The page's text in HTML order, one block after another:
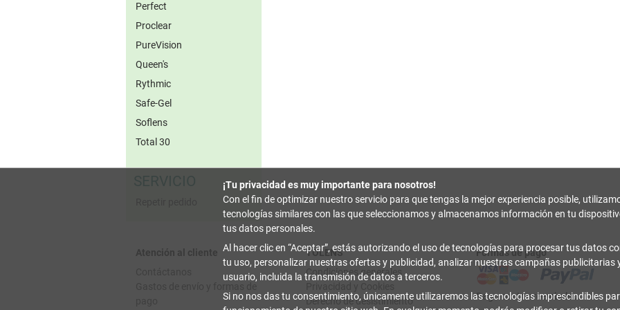
Perfect
Proclear
PureVision
Queen's
Rythmic
Safe-Gel
Soflens
Total 30
Atención al cliente
TOLENS
Condiciones generales
Derecho de desistimiento
Formas de pago
Pago contrarreembolso
¡Tu privacidad es muy importante para nosotros!
Con el fin de optimizar nuestro servicio para que tengas la mejor experiencia posible,
tecnologías similares con las que seleccionamos y almacenamos información en tu
tus datos personales.
Al hacer clic en Aceptar , estás autorizando el uso de tecnologías para procesar tus datos
tu uso, personalizar nuestras ofertas y publicidad, analizar nuestras campañas publicitarias
usuario, incluida la transmisión de datos a terceros.
Si no nos das tu consentimiento, únicamente utilizaremos las tecnologías imprescindibles